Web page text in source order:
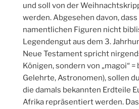
und soll von der
werden. Abgesehen davon,
namentlichen Figuren nicht
Legendengut aus dem 3.
Neue Testament spricht
Königen, sondern von „magoi“
Gelehrte, Astronomen), sollen
die damals bekannten Erdteile
Afrika repräsentiert werden.